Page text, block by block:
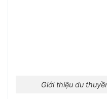
Giới thiệu du